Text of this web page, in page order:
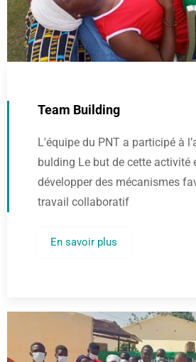
Team Building
L'équipe du PNT a participé à
bulding Le but de cette activité
développer des mécanismes
travail collaboratif
En savoir plus